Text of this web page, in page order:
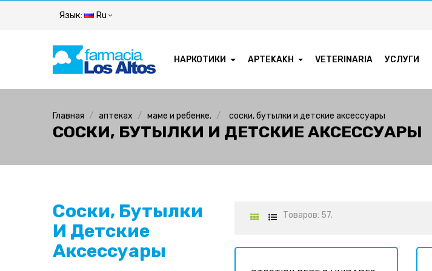
Язык: Ru
НАРКОТИКИ APTEKAKH VETERINARIA УСЛУГИ
Главная аптеках маме и ребенке. соски, бутылки и детские аксессуары
СОСКИ, БУТЫЛКИ И ДЕТСКИЕ АКСЕССУАРЫ
Соски, Бутылки
И Детские
Аксессуары
Товаров: 57.